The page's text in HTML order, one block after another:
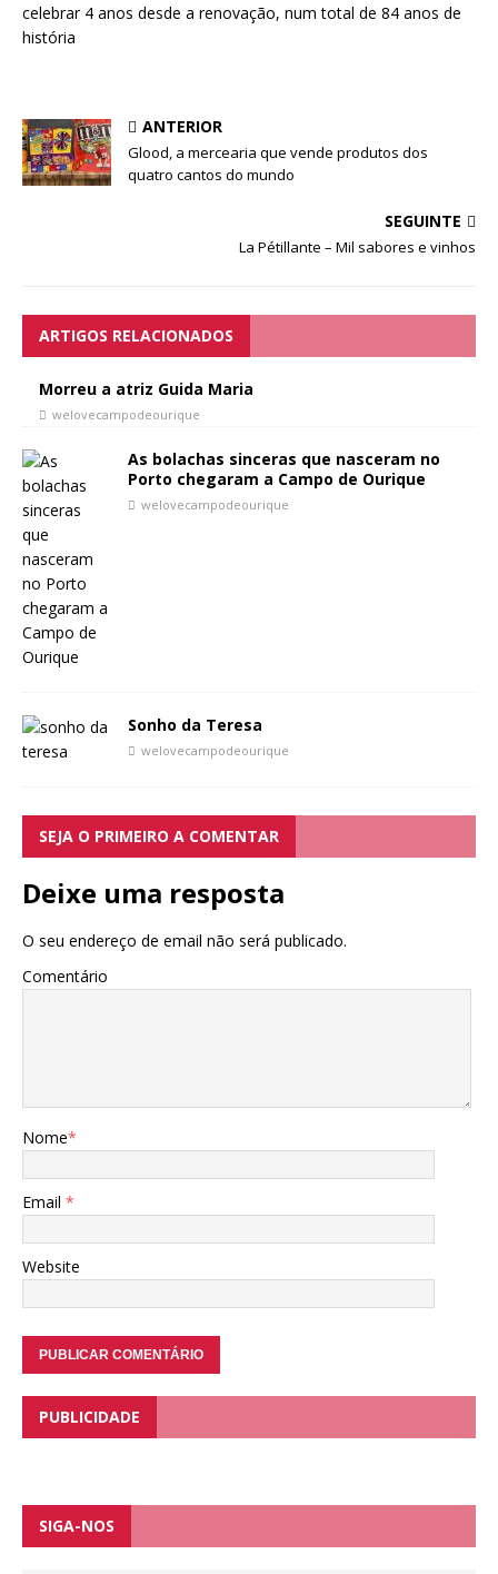
celebrar 4 anos desde a renovação, num total de 84 anos de
história
ANTERIOR
Glood, a mercearia que vende produtos dos
quatro cantos do mundo
SEGUINTE
La Pétillante – Mil sabores e vinhos
ARTIGOS RELACIONADOS
Morreu a atriz Guida Maria
welovecampodeourique
As bolachas sinceras que nasceram no
Porto chegaram a Campo de Ourique
welovecampodeourique
Sonho da Teresa
welovecampodeourique
SEJA O PRIMEIRO A COMENTAR
Deixe uma resposta
O seu endereço de email não será publicado.
Comentário
Nome*
Email *
Website
PUBLICIDADE
SIGA-NOS